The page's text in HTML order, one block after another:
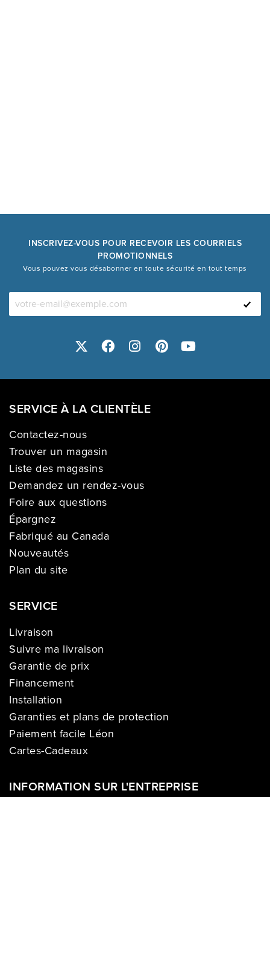
INSCRIVEZ-VOUS POUR RECEVOIR LES COURRIELS
PROMOTIONNELS
Vous pouvez vous désabonner en toute sécurité en tout temps
SERVICE À LA CLIENTÈLE
Contactez-nous
Trouver un magasin
Liste des magasins
Demandez un rendez-vous
Foire aux questions
Épargnez
Fabriqué au Canada
Nouveautés
Plan du site
SERVICE
Livraison
Suivre ma livraison
Garantie de prix
Financement
Installation
Garanties et plans de protection
Paiement facile Léon
Cartes-Cadeaux
INFORMATION SUR L'ENTREPRISE